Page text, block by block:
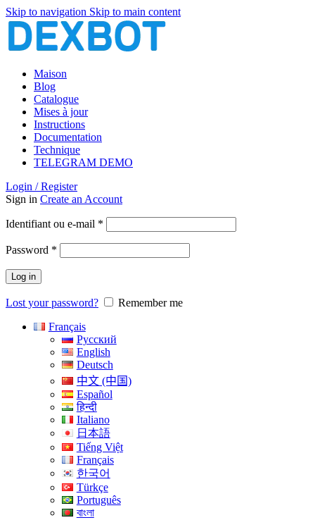
Skip to navigation Skip to main content
Maison
Blog
Catalogue
Mises à jour
Instructions
Documentation
Technique
TELEGRAM DEMO
Login / Register
Sign in Create an Account
Identifiant ou e-mail *
Password *
Log in
Lost your password?
Remember me
Français
Русский
English
Deutsch
中文 (中国)
Español
हिन्दी
Italiano
日本語
Tiếng Việt
Français
한국어
Türkçe
Português
বাংলা